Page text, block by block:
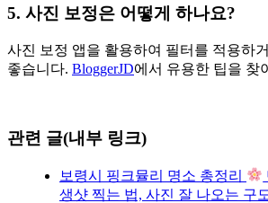
5. 사진 보정은 어떻게 하나요?
사진 보정 앱을 활용하여 필터를 적용하
좋습니다. BloggerJD에서 유용한 팁을 찾
관련 글(내부 링크)
보령시 핑크뮬리 명소 총정리
생샷 찍는 법, 사진 잘 나오는 구